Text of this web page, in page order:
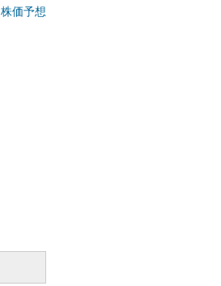
株価予想